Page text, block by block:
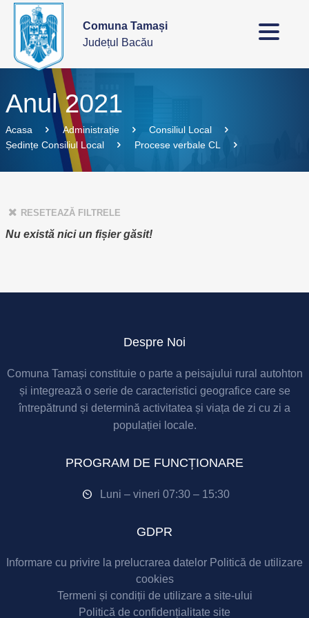
Comuna Tamași
Județul Bacău
Anul 2021
Acasa Administrație
Consiliul Local
Ședințe Consiliul Local
Procese verbale CL
RESETEAZĂ FILTRELE
Nu există nici un fișier găsit!
Despre Noi
Comuna Tamași constituie o parte a peisajului rural autohton
și integrează o serie de caracteristici geografice care se
întrepătrund și determină activitatea și viața de zi cu zi a
populației locale.
PROGRAM DE FUNCȚIONARE
Luni – vineri 07:30 – 15:30
GDPR
Informare cu privire la prelucrarea datelor Politică de utilizare
cookies
Termeni și condiții de utilizare a site-ului
Politică de confidențialitate site